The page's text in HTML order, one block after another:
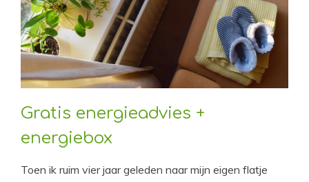
Gratis energieadvies +
energiebox
Toen ik ruim vier jaar geleden naar mijn eigen flatje